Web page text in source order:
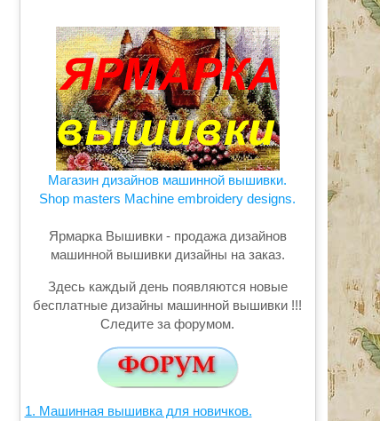
Магазин дизайнов машинной вышивки.
Shop masters Machine embroidery designs.
Ярмарка Вышивки - продажа дизайнов
машинной вышивки дизайны на заказ.
Здесь каждый день появляются новые
бесплатные дизайны машинной вышивки !!!
Следите за форумом.
1. Машинная вышивка для новичков.